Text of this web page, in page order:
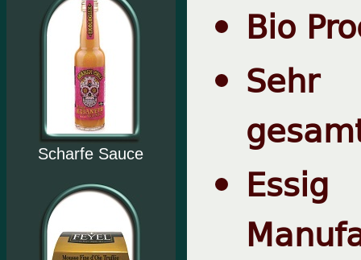
Scharfe Sauce
Bio
Sehr